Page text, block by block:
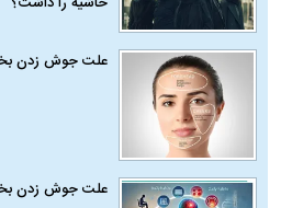
علت جوش زدن
علت جوش زدن